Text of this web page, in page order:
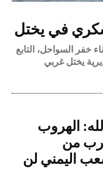
في يختل
خفر السواحل، التابع
يختل غربي
الهروب
من
اليمني لن